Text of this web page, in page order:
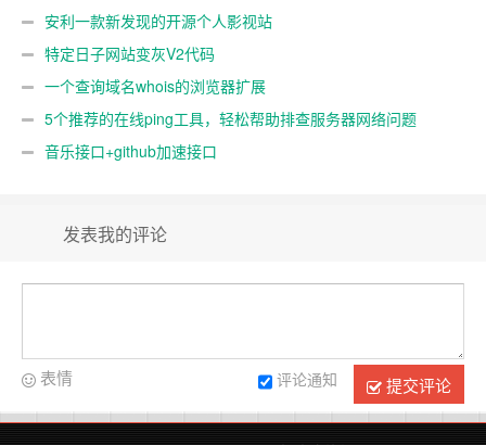
安利一款新发现的开源个人影视站
特定日子网站变灰V2代码
一个查询域名whois的浏览器扩展
5个推荐的在线ping工具，轻松帮助排查服务器网络问题
音乐接口+github加速接口
发表我的评论
提交评论
评论通知
表情